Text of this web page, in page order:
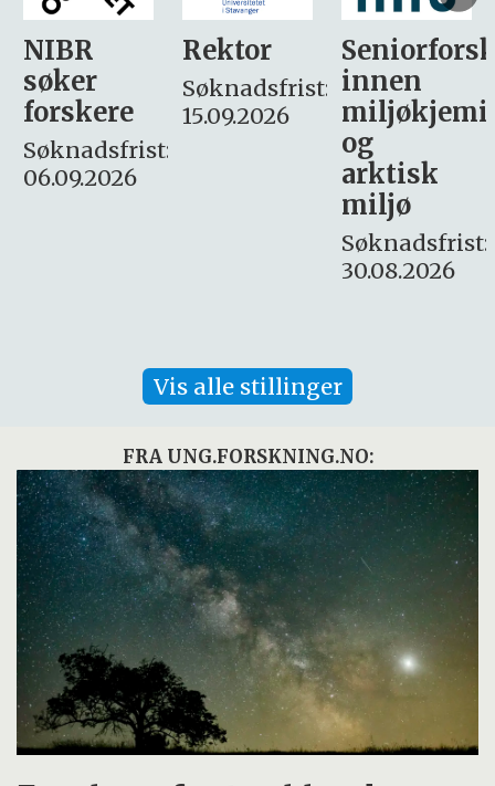
Rektor
Søknadsfrist:
15.09.2026
Seniorforsker
innen
miljøkjemi
søker
– fast
Søknadsfrist:
16. august.
Vis alle stillinger
FRA UNG.FORSKNING.NO: